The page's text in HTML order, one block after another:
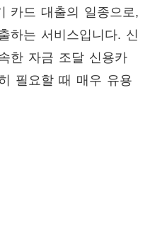
카드 대출의 일종으로,
하는 서비스입니다. 신
한 자금 조달 신용카
필요할 때 매우 유용